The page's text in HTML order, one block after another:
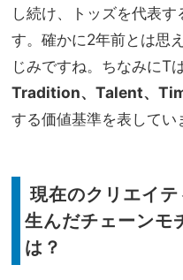
し続け、トッズを代表
す。確かに2年前とは思
じみですね。ちなみにT
Tradition、Talent、
する価値基準を表してい
現在のクリエイ
生んだチェーンモ
は？